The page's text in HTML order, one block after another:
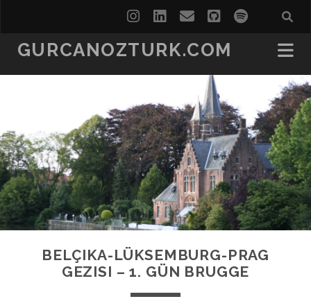
instagram
linkedin
emailgithubspotify
GURCANOZTURK.COM
BELÇIKA-LÜKSEMBURG-PRAG
GEZISI – 1. GÜN BRUGGE